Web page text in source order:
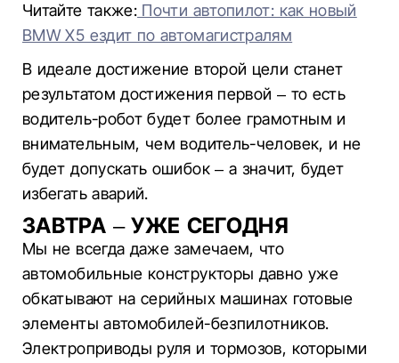
Читайте также: Почти автопилот: как новый
BMW X5 ездит по автомагистралям
В идеале достижение второй цели станет
результатом достижения первой – то есть
водитель-робот будет более грамотным и
внимательным, чем водитель-человек, и не
будет допускать ошибок – а значит, будет
избегать аварий.
ЗАВТРА – УЖЕ СЕГОДНЯ
Мы не всегда даже замечаем, что
автомобильные конструкторы давно уже
обкатывают на серийных машинах готовые
элементы автомобилей-безпилотников.
Электроприводы руля и тормозов, которыми